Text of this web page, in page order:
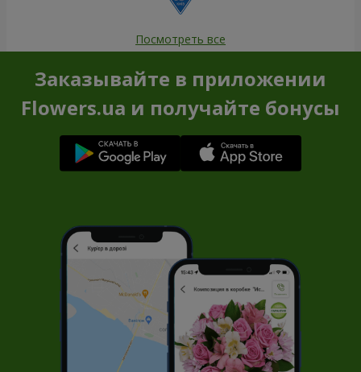
Посмотреть все
Заказывайте в приложении
Flowers.ua и получайте бонусы